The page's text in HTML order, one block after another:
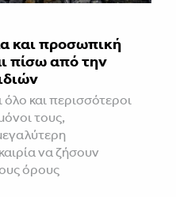
και προσωπική
πίσω από την
όλο και περισσότεροι
τους,
να ζήσουν
όρους